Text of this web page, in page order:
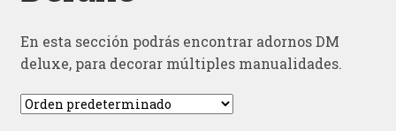
Blog
En esta sección podrás encontrar adornos DM
deluxe, para decorar múltiples manualidades.